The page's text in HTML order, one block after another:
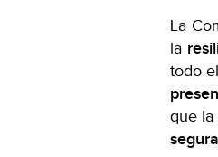
La
la
todo
que la